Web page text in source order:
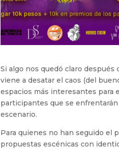
Si algo nos quedó claro después
viene a desatar el caos (del
espacios más interesantes para
participantes que se
escenario.
Para quienes no han seguido el
propuestas escénicas con